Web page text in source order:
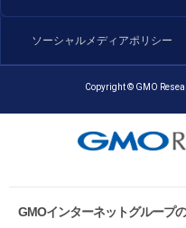
ソーシャルメディアポリシー
Copyright © GMO
GMOインターネットグループ